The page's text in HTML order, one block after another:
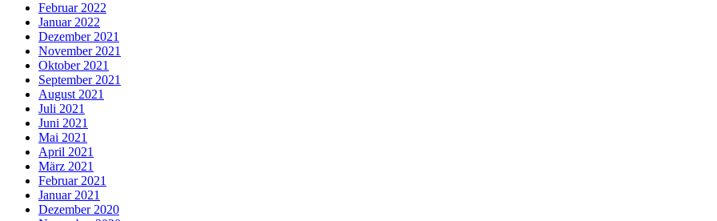
Februar 2022
Januar 2022
Dezember 2021
November 2021
Oktober 2021
September 2021
August 2021
Juli 2021
Juni 2021
Mai 2021
April 2021
März 2021
Februar 2021
Januar 2021
Dezember 2020